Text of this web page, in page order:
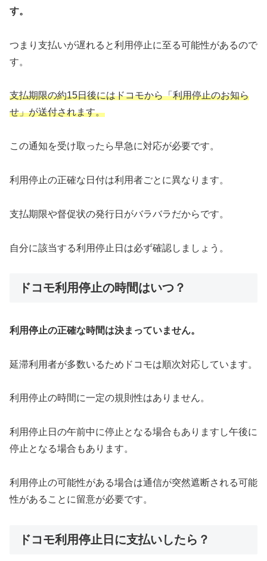
す。
つまり支払いが遅れると利用停止に至る可能性があるので
す。
支払期限の約15日後にはドコモから「利用停止のお知ら
せ」が送付されます。
この通知を受け取ったら早急に対応が必要です。
利用停止の正確な日付は利用者ごとに異なります。
支払期限や督促状の発行日がバラバラだからです。
自分に該当する利用停止日は必ず確認しましょう。
ドコモ利用停止の時間はいつ？
利用停止の正確な時間は決まっていません。
延滞利用者が多数いるためドコモは順次対応しています。
利用停止の時間に一定の規則性はありません。
利用停止日の午前中に停止となる場合もありますし午後に
停止となる場合もあります。
利用停止の可能性がある場合は通信が突然遮断される可能
性があることに留意が必要です。
ドコモ利用停止日に支払いしたら？